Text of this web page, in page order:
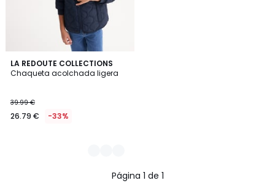
LA REDOUTE COLLECTIONS
Chaqueta acolchada ligera
39.99 €
26.79 € -33%
2
Colores
Página 1 de 1